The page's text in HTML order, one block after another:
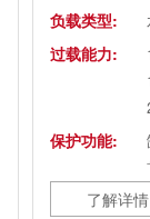
负载类型:
过载能力:
保护功能:
防护等级:了解详情